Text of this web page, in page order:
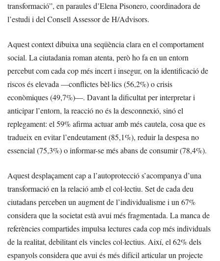
transformació”, en paraules d’Elena Pisonero, coordinadora de
l’estudi i del Consell Assessor de H/Advisors.
Aquest context dibuixa una seqüència clara en el comportament
social. La ciutadania roman atenta, però ho fa en un entorn
percebut com cada cop més incert i insegur, on la identificació de
riscos és elevada —conflictes bèl·lics (56,2%) o crisis
econòmiques (49,7%)—. Davant la dificultat per interpretar i
anticipar l’entorn, la reacció no és la desconnexió, sinó el
replegament: el 59% afirma actuar amb més cautela, cosa que es
tradueix en evitar l’endeutament (85,1%), reduir la despesa no
essencial (75,3%) o informar-se més abans de consumir (78,4%).
Aquest desplaçament cap a l’autoprotecció s’acompanya d’una
transformació en la relació amb el col·lectiu. Set de cada deu
ciutadans perceben un augment de l’individualisme i un 67%
considera que la societat està avui més fragmentada. La manca de
referències compartides impulsa lectures cada cop més individuals
de la realitat, debilitant els vincles col·lectius. Així, el 62% dels
espanyols considera que avui és més difícil articular un projecte